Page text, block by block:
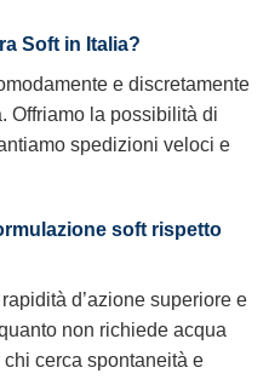
Soft in Italia?
e discretamente
Offriamo la possibilità di
spedizioni veloci e
soft rispetto
d’azione superiore e
non richiede acqua
cerca spontaneità e